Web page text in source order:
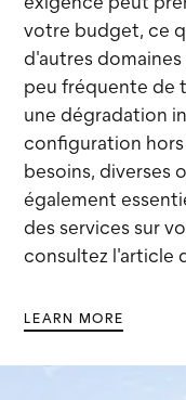
votre budget, ce
d'autres
peu fréquente de
une dégradation
configuration
besoins, diverses
également
des services sur
consultez l'article
LEARN MORE